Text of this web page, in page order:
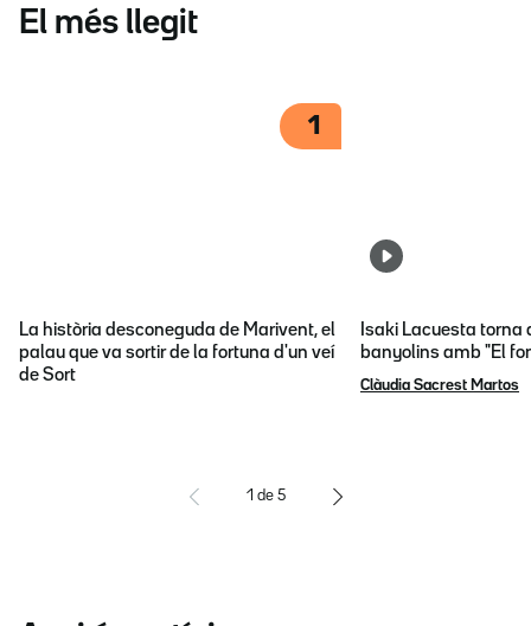
El més llegit
1
La història desconeguda de Marivent, el
palau que va sortir de la fortuna d'un veí
de Sort
Isaki Lacuesta torna
banyolins amb "El
Clàudia Sacrest Martos
1 de 5